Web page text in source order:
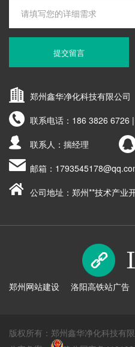
提交留言
郑州鑫华净化科技有限公司
联系电话： 186 3826 6726
联系人：揣经理
邮箱：
公司地址：郑州**技术产业
郑州网站建设 洛阳高铁站广告
版权所有：郑州鑫华净化科技有